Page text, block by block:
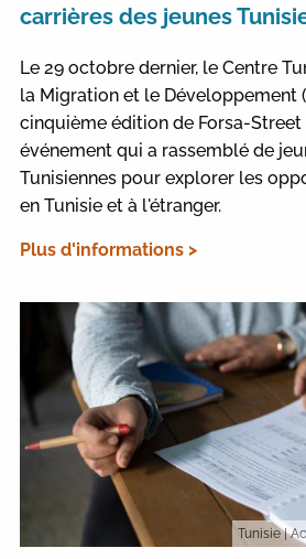
carrières des jeunes
Le 29 octobre dernier, le Centre
la Migration et le Développement
cinquième édition de Forsa-Street
événement qui a rassemblé de
Tunisiennes pour explorer les
en Tunisie et à l'étranger.
Plus d'informations >
Tunisie|